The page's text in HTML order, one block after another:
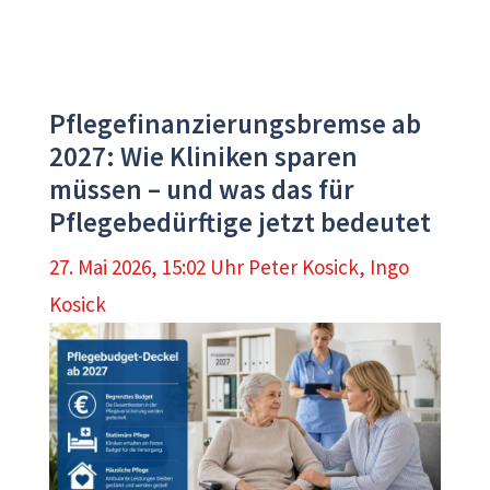
Pflegefinanzierungsbremse ab
2027: Wie Kliniken sparen
müssen – und was das für
Pflegebedürftige jetzt bedeutet
27. Mai 2026, 15:02 Uhr Peter Kosick, Ingo
Kosick